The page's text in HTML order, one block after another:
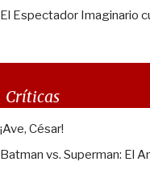
El Espectador Imaginario
Críticas
¡Ave, César!
Batman vs. Superman: El